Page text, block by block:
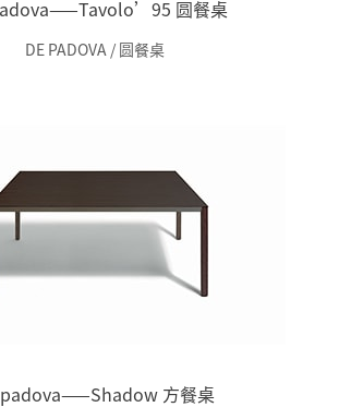
圆餐桌
DE PADOVA / 圆餐桌
padova——Shadow 方餐桌